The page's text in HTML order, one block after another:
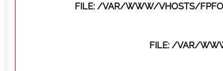
FILE: /VAR/WWW/VHOSTS/
FILE: /VAR/